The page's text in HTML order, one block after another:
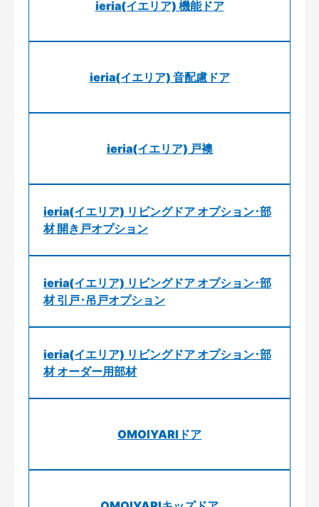
ieria(イエリア) 機能ドア
ieria(イエリア) 音配慮ドア
ieria(イエリア) 戸襖
ieria(イエリア) リビングドア オプション･部
材 開き戸オプション
ieria(イエリア) リビングドア オプション･部
材 引戸･吊戸オプション
ieria(イエリア) リビングドア オプション･部
材 オーダー用部材
OMOIYARIドア